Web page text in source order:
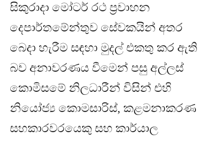
සිකුරාදා මෝටර් රථ ප්‍රවාහන
දෙපාර්තමේන්තුව සේවකයින් අතර
බෙදා හැරීම සඳහා මුදල් එකතු කර ඇති
බව අනාවරණය වීමෙන් පසු අල්ලස්
කොමිසමේ නිලධාරීන් විසින් එහි
නියෝජ්‍ය කොමසාරිස්, කළමනාකරණ
සහකාරවරයෙකු සහ කාර්යාල